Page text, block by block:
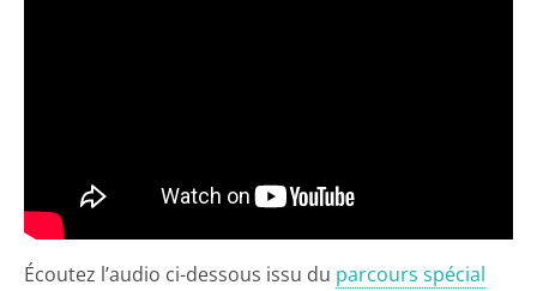
Écoutez l’audio ci-dessous issu du parcours spécial